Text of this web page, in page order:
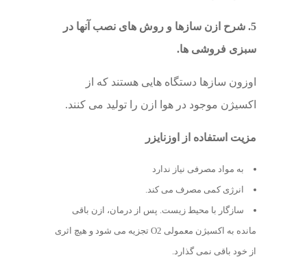
5. شرح ازن سازها و روش های نصب آنها در
سبزی فروشی ها.
اوزون سازها دستگاه هایی هستند که از
اکسیژن موجود در هوا ازن را تولید می کنند.
مزیت استفاده از اوزنایزر
به مواد مصرفی نیاز ندارد
انرژی کمی مصرف می کند.
سازگار با محیط زیست. پس از درمان، ازن باقی
مانده به اکسیژن معمولی O2 تجزیه می شود و هیچ اثری
از خود باقی نمی گذارد.